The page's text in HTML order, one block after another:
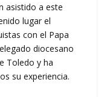
asistido a este
lugar el
con el Papa
diocesano
Toledo y ha
su experiencia.